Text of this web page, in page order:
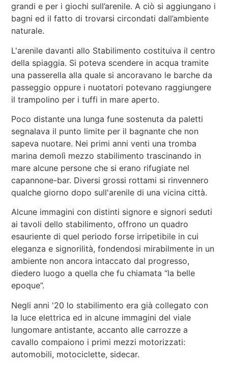
grandi e per i giochi sull’arenile. A ciò si aggiungano i
bagni ed il fatto di trovarsi circondati dall’ambiente
naturale.
L'arenile davanti allo Stabilimento costituiva il centro
della spiaggia. Si poteva scendere in acqua tramite
una passerella alla quale si ancoravano le barche da
passeggio oppure i nuotatori potevano raggiungere
il trampolino per i tuffi in mare aperto.
Poco distante una lunga fune sostenuta da paletti
segnalava il punto limite per il bagnante che non
sapeva nuotare. Nei primi anni venti una tromba
marina demolì mezzo stabilimento trascinando in
mare alcune persone che si erano rifugiate nel
capannone-bar. Diversi grossi rottami si rinvennero
qualche giorno dopo sull'arenile di una vicina città.
Alcune immagini con distinti signore e signori seduti
ai tavoli dello stabilimento, offrono un quadro
esauriente di quel periodo forse irripetibile in cui
eleganza e signorilità, fondendosi mirabilmente in un
ambiente non ancora intaccato dal progresso,
diedero luogo a quella che fu chiamata “la belle
epoque”.
Negli anni '20 lo stabilimento era già collegato con
la luce elettrica ed in alcune immagini del viale
lungomare antistante, accanto alle carrozze a
cavallo compaiono i primi mezzi motorizzati:
automobili, motociclette, sidecar.